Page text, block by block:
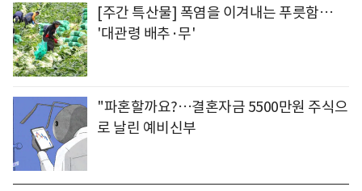
[주간 특산물] 폭염을 이겨내는 푸릇함…
'대관령 배추·무'
"파혼할까요?…결혼자금 5500만원 주식으
로 날린 예비신부